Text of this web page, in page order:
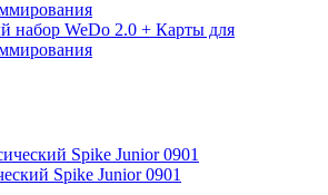
набор WeDo 2.0 + Карты для
Spike Junior 0901